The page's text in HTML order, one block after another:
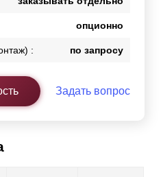
опционно
: по запросу
Задать вопрос